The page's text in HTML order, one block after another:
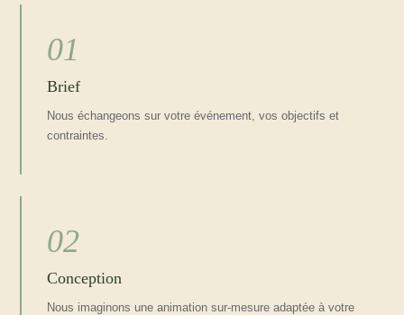
01
Brief
Nous échangeons sur votre événement, vos objectifs et
contraintes.
02
Conception
Nous imaginons une animation sur-mesure adaptée à votre